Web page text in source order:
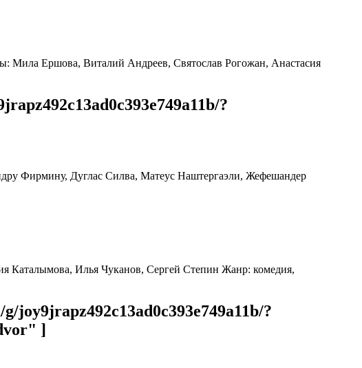
Мила Ершова, Виталий Андреев, Святослав Рогожан, Анастасия
?
Фирмину, Дуглас Силва, Матеус Наштергаэли, Жефешандер
Каталымова, Илья Чуканов, Сергей Степин Жанр: комедия,
?
]